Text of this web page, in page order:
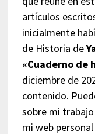
artículos
inicialmente
de Historia de
«Cuaderno de
diciembre de
contenido.
sobre mi
mi web personal